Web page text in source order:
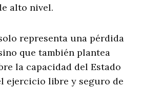
alto nivel.
representa una pérdida
que también plantea
la capacidad del Estado
ejercicio libre y seguro de